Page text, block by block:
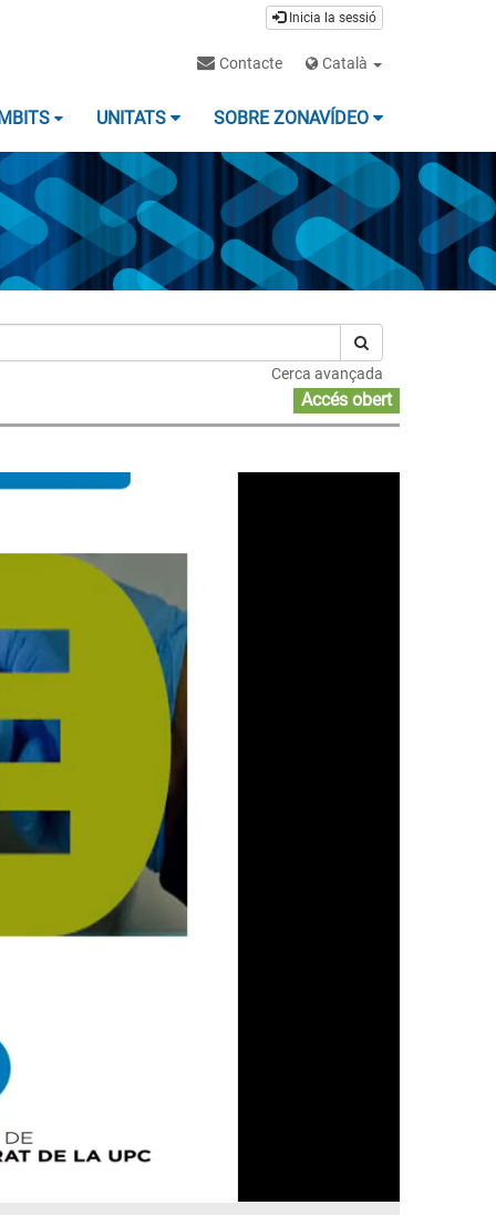
Inicia la sessió
Contacte Català
UNITATS SOBRE ZONAVÍDEO
Cerca avançada
Accés obert